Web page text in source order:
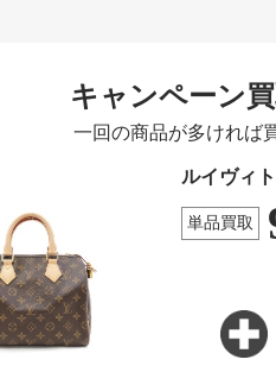
キャンペーン
一回の商品が多ければ
ルイヴィ
単品買取